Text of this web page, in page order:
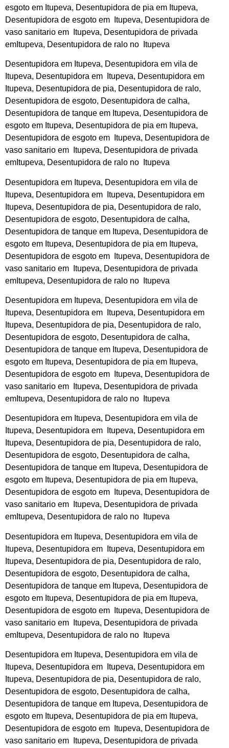
esgoto em Itupeva, Desentupidora de pia em Itupeva,
Desentupidora de esgoto em Itupeva, Desentupidora de
vaso sanitario em Itupeva, Desentupidora de privada
emItupeva, Desentupidora de ralo no Itupeva
Desentupidora em Itupeva, Desentupidora em vila de
Itupeva, Desentupidora em Itupeva, Desentupidora em
Itupeva, Desentupidora de pia, Desentupidora de ralo,
Desentupidora de esgoto, Desentupidora de calha,
Desentupidora de tanque em Itupeva, Desentupidora de
esgoto em Itupeva, Desentupidora de pia em Itupeva,
Desentupidora de esgoto em Itupeva, Desentupidora de
vaso sanitario em Itupeva, Desentupidora de privada
emItupeva, Desentupidora de ralo no Itupeva
Desentupidora em Itupeva, Desentupidora em vila de
Itupeva, Desentupidora em Itupeva, Desentupidora em
Itupeva, Desentupidora de pia, Desentupidora de ralo,
Desentupidora de esgoto, Desentupidora de calha,
Desentupidora de tanque em Itupeva, Desentupidora de
esgoto em Itupeva, Desentupidora de pia em Itupeva,
Desentupidora de esgoto em Itupeva, Desentupidora de
vaso sanitario em Itupeva, Desentupidora de privada
emItupeva, Desentupidora de ralo no Itupeva
Desentupidora em Itupeva, Desentupidora em vila de
Itupeva, Desentupidora em Itupeva, Desentupidora em
Itupeva, Desentupidora de pia, Desentupidora de ralo,
Desentupidora de esgoto, Desentupidora de calha,
Desentupidora de tanque em Itupeva, Desentupidora de
esgoto em Itupeva, Desentupidora de pia em Itupeva,
Desentupidora de esgoto em Itupeva, Desentupidora de
vaso sanitario em Itupeva, Desentupidora de privada
emItupeva, Desentupidora de ralo no Itupeva
Desentupidora em Itupeva, Desentupidora em vila de
Itupeva, Desentupidora em Itupeva, Desentupidora em
Itupeva, Desentupidora de pia, Desentupidora de ralo,
Desentupidora de esgoto, Desentupidora de calha,
Desentupidora de tanque em Itupeva, Desentupidora de
esgoto em Itupeva, Desentupidora de pia em Itupeva,
Desentupidora de esgoto em Itupeva, Desentupidora de
vaso sanitario em Itupeva, Desentupidora de privada
emItupeva, Desentupidora de ralo no Itupeva
Desentupidora em Itupeva, Desentupidora em vila de
Itupeva, Desentupidora em Itupeva, Desentupidora em
Itupeva, Desentupidora de pia, Desentupidora de ralo,
Desentupidora de esgoto, Desentupidora de calha,
Desentupidora de tanque em Itupeva, Desentupidora de
esgoto em Itupeva, Desentupidora de pia em Itupeva,
Desentupidora de esgoto em Itupeva, Desentupidora de
vaso sanitario em Itupeva, Desentupidora de privada
emItupeva, Desentupidora de ralo no Itupeva
Desentupidora em Itupeva, Desentupidora em vila de
Itupeva, Desentupidora em Itupeva, Desentupidora em
Itupeva, Desentupidora de pia, Desentupidora de ralo,
Desentupidora de esgoto, Desentupidora de calha,
Desentupidora de tanque em Itupeva, Desentupidora de
esgoto em Itupeva, Desentupidora de pia em Itupeva,
Desentupidora de esgoto em Itupeva, Desentupidora de
vaso sanitario em Itupeva, Desentupidora de privada